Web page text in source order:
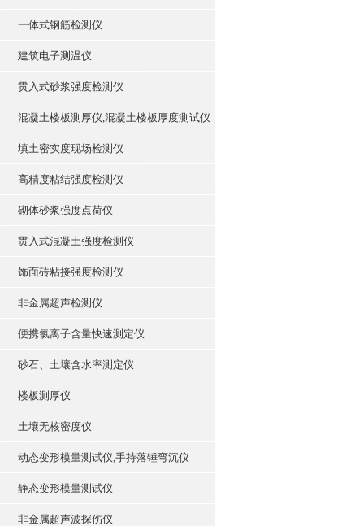
一体式钢筋检测仪
建筑电子测温仪
贯入式砂浆强度检测仪
混凝土楼板测厚仪,混凝土楼板厚度测试仪
填土密实度现场检测仪
高精度粘结强度检测仪
砌体砂浆强度点荷仪
贯入式混凝土强度检测仪
饰面砖粘接强度检测仪
非金属超声检测仪
便携氯离子含量快速测定仪
砂石、土壤含水率测定仪
楼板测厚仪
土壤无核密度仪
动态变形模量测试仪,手持落锤弯沉仪
静态变形模量测试仪
非金属超声波探伤仪